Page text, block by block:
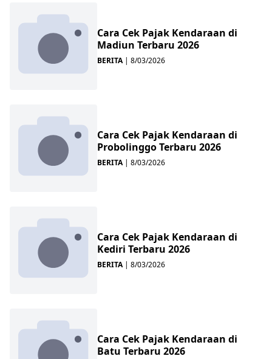
Cara Cek Pajak Kendaraan di
Madiun Terbaru 2026
BERITA| 8/03/2026
Cara Cek Pajak Kendaraan di
Probolinggo Terbaru 2026
BERITA| 8/03/2026
Cara Cek Pajak Kendaraan di
Kediri Terbaru 2026
BERITA| 8/03/2026
Cara Cek Pajak Kendaraan di
Batu Terbaru 2026